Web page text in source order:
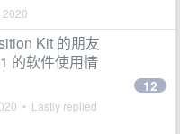
2020
Kit 的朋友
的软件使用情
• Lastly replied
12